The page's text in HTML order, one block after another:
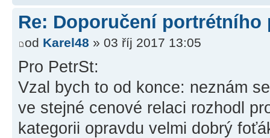
Re: Doporučení portrétního
od Karel48 » 03 říj 2017 13:05
Pro PetrSt:
Vzal bych to od konce: neznám
ve stejné cenové relaci rozhodl
kategorii opravdu velmi dobrý